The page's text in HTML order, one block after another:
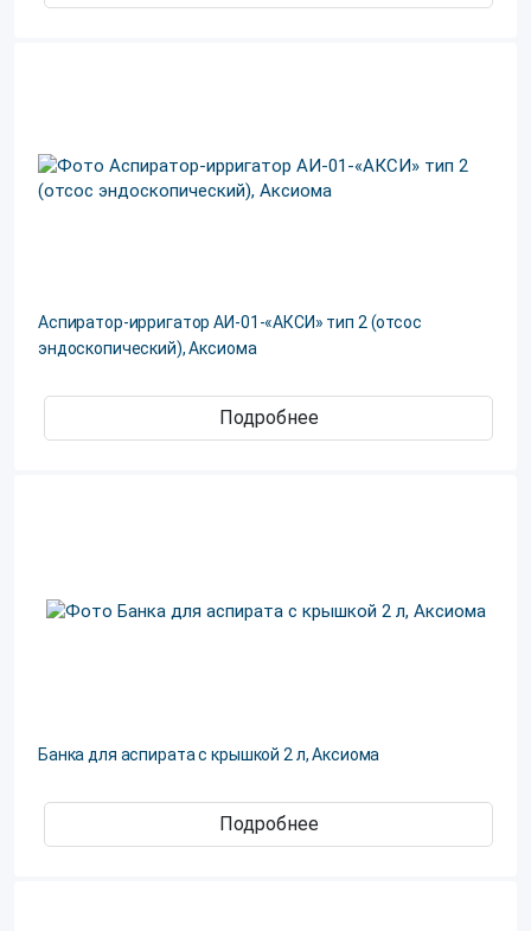
Аспиратор-ирригатор АИ-01-«АКСИ» тип 2 (отсос
эндоскопический), Аксиома
Подробнее
Банка для аспирата с крышкой 2 л, Аксиома
Подробнее